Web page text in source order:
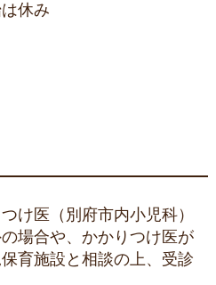
休み
け医（別府市内小児科）
場合や、かかりつけ医が
育施設と相談の上、受診